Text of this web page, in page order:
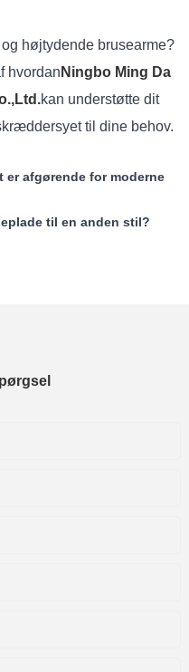
højtydende brusearme?
hvordan Ningbo Ming Da
kan understøtte dit
til dine behov.
afgørende for moderne
til en anden stil?